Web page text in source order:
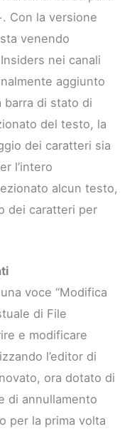
Con la versione
venendo
nei canali
aggiunto
di stato di
del testo, la
dei caratteri sia
l’intero
alcun testo,
dei caratteri per
voce “Modifica
di File
e modificare
l’editor di
ora dotato di
di annullamento
per la prima volta